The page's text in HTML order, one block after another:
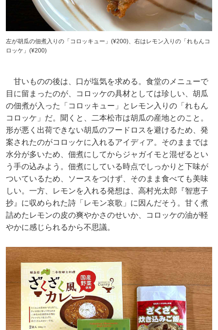
左が胡瓜の佃煮入りの「コロッキュー」(¥200)、右はレモン入りの「れもんコ
ロッケ」(¥200)
甘いものの後は、口が塩気を求める。食堂のメニューで
目に留まったのが、コロッケの具材としては珍しい、胡瓜
の佃煮が入った「コロッキュー」とレモン入りの「れもん
コロッケ」だ。聞くと、二本松市は胡瓜の産地とのこと。
形が悪く出荷できない胡瓜のフードロスを避けるため、発
案されたのがコロッケに入れるアイディア。そのままでは
水分が多いため、佃煮にしてからジャガイモと混ぜるとい
う手の込みよう。佃煮にしている時点でしっかりと下味が
ついているため、ソースをつけず、そのまま食べても美味
しい。一方、レモンを入れる発想は、高村光太郎『智恵子
抄』に収められた詩「レモン哀歌」に因んだそう。甘く煮
詰めたレモンの皮の爽やかさのせいか、コロッケの油が軽
やかに感じられるから不思議。